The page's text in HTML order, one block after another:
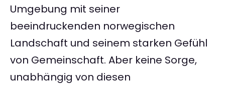
Umgebung mit seiner
beeindruckenden norwegischen
Landschaft und seinem starken Gefühl
von Gemeinschaft. Aber keine Sorge,
unabhängig von diesen